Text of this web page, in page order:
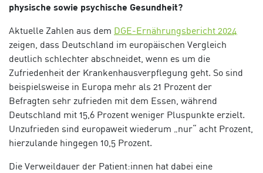
physische sowie psychische Gesundheit?
Aktuelle Zahlen aus dem DGE-Ernährungsbericht 2024
zeigen, dass Deutschland im europäischen Vergleich
deutlich schlechter abschneidet, wenn es um die
Zufriedenheit der Krankenhausverpflegung geht. So sind
beispielsweise in Europa mehr als 21 Prozent der
Befragten sehr zufrieden mit dem Essen, während
Deutschland mit 15,6 Prozent weniger Pluspunkte erzielt.
Unzufrieden sind europaweit wiederum „nur“ acht Prozent,
hierzulande hingegen 10,5 Prozent.
Die Verweildauer der Patient:innen hat dabei eine